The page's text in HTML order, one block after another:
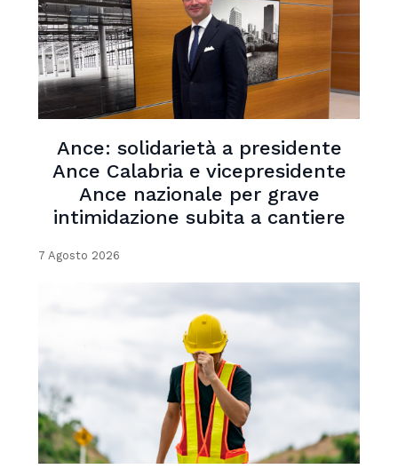
Ance: solidarietà a presidente
Ance Calabria e vicepresidente
Ance nazionale per grave
intimidazione subita a cantiere
7 Agosto 2026